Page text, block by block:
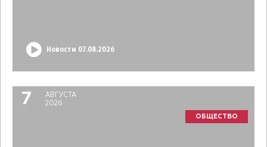
Новости 07.08.2026
7
АВГУСТА
2026
ОБЩЕСТВО